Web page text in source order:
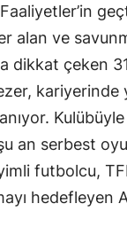
alan ve
dikkat çeken
kariyerinde
an serbest
futbolcu,
hedefleyen